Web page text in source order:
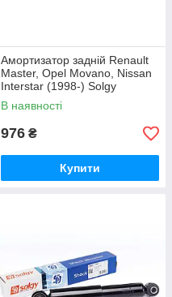
Амортизатор задній Renault
Master, Opel Movano, Nissan
Interstar (1998-) Solgy
(газовий)
В наявності
976 ₴
Купити